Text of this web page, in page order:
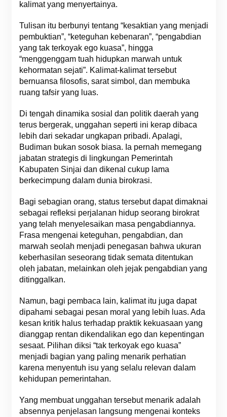
kalimat yang menyertainya.
Tulisan itu berbunyi tentang “kesaktian yang menjadi
pembuktian”, “keteguhan kebenaran”, “pengabdian
yang tak terkoyak ego kuasa”, hingga
“menggenggam tuah hidupkan marwah untuk
kehormatan sejati”. Kalimat-kalimat tersebut
bernuansa filosofis, sarat simbol, dan membuka
ruang tafsir yang luas.
Di tengah dinamika sosial dan politik daerah yang
terus bergerak, unggahan seperti ini kerap dibaca
lebih dari sekadar ungkapan pribadi. Apalagi,
Budiman bukan sosok biasa. Ia pernah memegang
jabatan strategis di lingkungan Pemerintah
Kabupaten Sinjai dan dikenal cukup lama
berkecimpung dalam dunia birokrasi.
Bagi sebagian orang, status tersebut dapat dimaknai
sebagai refleksi perjalanan hidup seorang birokrat
yang telah menyelesaikan masa pengabdiannya.
Frasa mengenai keteguhan, pengabdian, dan
marwah seolah menjadi penegasan bahwa ukuran
keberhasilan seseorang tidak semata ditentukan
oleh jabatan, melainkan oleh jejak pengabdian yang
ditinggalkan.
Namun, bagi pembaca lain, kalimat itu juga dapat
dipahami sebagai pesan moral yang lebih luas. Ada
kesan kritik halus terhadap praktik kekuasaan yang
dianggap rentan dikendalikan ego dan kepentingan
sesaat. Pilihan diksi “tak terkoyak ego kuasa”
menjadi bagian yang paling menarik perhatian
karena menyentuh isu yang selalu relevan dalam
kehidupan pemerintahan.
Yang membuat unggahan tersebut menarik adalah
absennya penjelasan langsung mengenai konteks